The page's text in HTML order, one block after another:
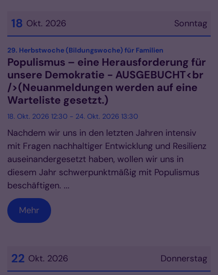
Sonntag
18 Okt. 2026
Datum: 18. Oktober 2026
29. Herbstwoche (Bildungswoche) für Familien
Populismus – eine Herausforderung für
unsere Demokratie - AUSGEBUCHT<br
/>(Neuanmeldungen werden auf eine
Warteliste gesetzt.)
18. Okt. 2026 12:30 - 24. Okt. 2026 13:30
Nachdem wir uns in den letzten Jahren intensiv
mit Fragen nachhaltiger Entwicklung und Resilienz
auseinandergesetzt haben, wollen wir uns in
diesem Jahr schwerpunktmäßig mit Populismus
beschäftigen. ...
Mehr
Donnerstag
22 Okt. 2026